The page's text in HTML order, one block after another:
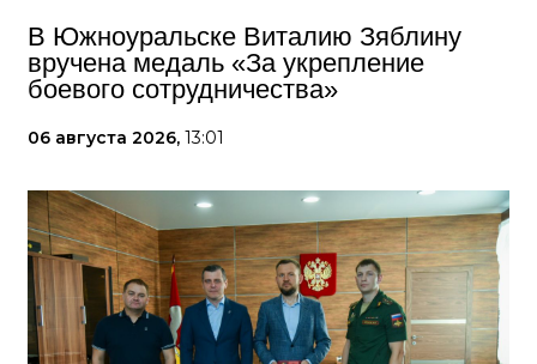
В Южноуральске Виталию Зяблину
вручена медаль «За укрепление
боевого сотрудничества»
06 августа 2026, 13:01